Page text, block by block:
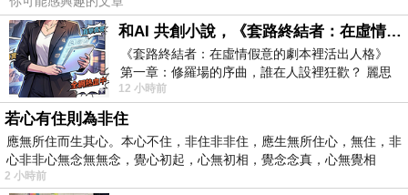
和AI 共創小說，《套路終結者：在虛情假意的劇本裡活出人格》
《套路終結者：在虛情假意的劇本裡活出人格》
第一章：修羅場的序曲，誰在人設裡狂歡？ 麗思
卡爾頓酒店的總統套房內，燈光昏
12 小時前
若心有住則為非住
應無所住而生其心。本心不住，非住非非住，應生無所住心，無住，非
心非非心無念無無念，覺心初起，心無初相，覺念念真，心無覺相
2 小時前